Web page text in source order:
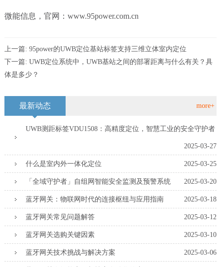
微能信息 ，官网：www.95power.com.cn
上一篇: 95power的UWB定位基站标签支持三维立体室内定位
下一篇: UWB定位系统中，UWB基站之间的部署距离与什么有关？具
体是多少？
最新动态 more+
UWB测距标签VDU1508：高精度定位，智慧工业的安全守护者
2025-03-27
什么是室内外一体化定位 2025-03-25
「全域守护者」自组网智能安全监测及预警系统 2025-03-20
蓝牙网关：物联网时代的连接枢纽与应用指南 2025-03-18
蓝牙网关常见问题解答 2025-03-12
蓝牙网关选购关键因素 2025-03-10
蓝牙网关技术挑战与解决方案 2025-03-06